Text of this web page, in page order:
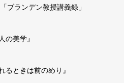
ブランデン教授講義録」
の美学』
るときは前のめり』